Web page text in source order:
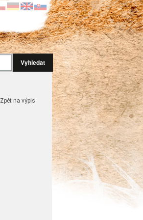
Vyhledat
Zpět na výpis